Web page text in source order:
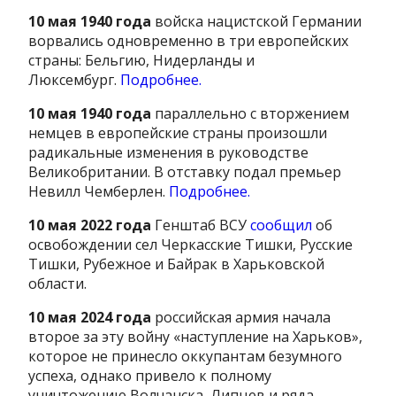
10 мая 1940 года войска нацистской Германии
ворвались одновременно в три европейских
страны: Бельгию, Нидерланды и
Люксембург. Подробнее.
10 мая 1940 года параллельно с вторжением
немцев в европейские страны произошли
радикальные изменения в руководстве
Великобритании. В отставку подал премьер
Невилл Чемберлен. Подробнее.
10 мая 2022 года Генштаб ВСУсообщил об
освобождении сел Черкасские Тишки, Русские
Тишки, Рубежное и Байрак в Харьковской
области.
10 мая 2024 года российская армия начала
второе за эту войну «наступление на Харьков»,
которое не принесло оккупантам безумного
успеха, однако привело к полному